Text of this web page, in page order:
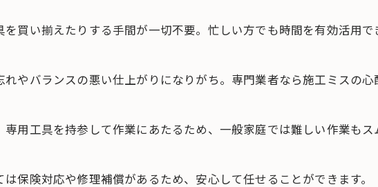
買い揃えたりする手間が一切不要。忙しい方でも時間を有効活用で
やバランスの悪い仕上がりになりがち。専門業者なら施工ミスの心
用工具を持参して作業にあたるため、一般家庭では難しい作業もス
保険対応や修理補償があるため、安心して任せることができます。